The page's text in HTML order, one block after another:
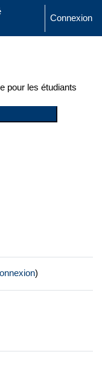
Connexion
pour les étudiants
)